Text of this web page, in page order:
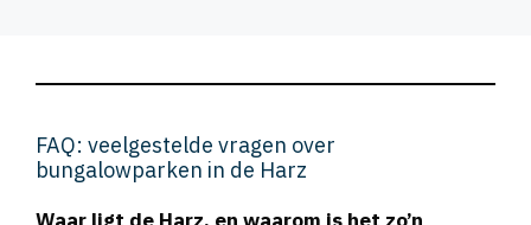
FAQ: veelgestelde vragen over
bungalowparken in de Harz